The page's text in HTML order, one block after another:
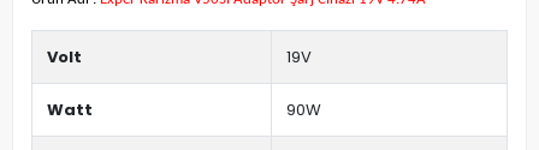
Volt 19V
Watt 90W